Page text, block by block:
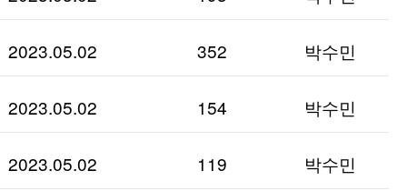
2023.05.02 352 박수민
2023.05.02 154 박수민
2023.05.02 119 박수민